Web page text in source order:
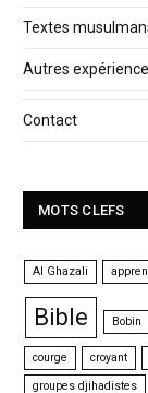
Textes
Autres
Contact
MOTS CLEFS
Al Ghazali
Bible Bobin
courge croyant
groupes djihadistes